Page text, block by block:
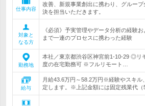
仕事内容
改善、新規事業創出に携わり、グルー
決を担当いただきます。
対象と
なる方
《必須》予実管理やデータ分析の経験
まで一連のプロセスに携わった経験
勤務地
本社／東京都渋谷区神宮前1-10-29 ◎リ
度の在宅勤務可 ※フルリモート…
給与
月給43.6万円～58.2万円※経験やスキル
定します。※上記金額には固定残業代（